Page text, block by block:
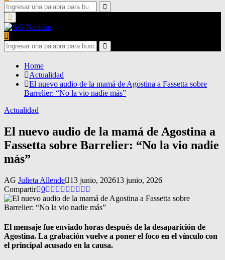
Search
for:
Search
Primary
Menu
Search
for:
Search
Home
Actualidad
El nuevo audio de la mamá de Agostina a Fassetta sobre
Barrelier: “No la vio nadie más”
Actualidad
El nuevo audio de la mamá de Agostina a
Fassetta sobre Barrelier: “No la vio nadie
más”
AG Julieta Allende 13 junio, 202613 junio, 2026
Compartir 0
El mensaje fue enviado horas después de la desaparición de
Agostina. La grabación vuelve a poner el foco en el vínculo con
el principal acusado en la causa.